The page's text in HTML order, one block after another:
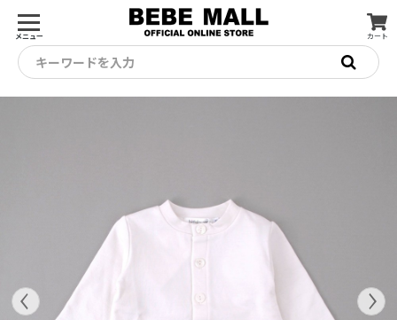
メニュー カート
キーワードを入力